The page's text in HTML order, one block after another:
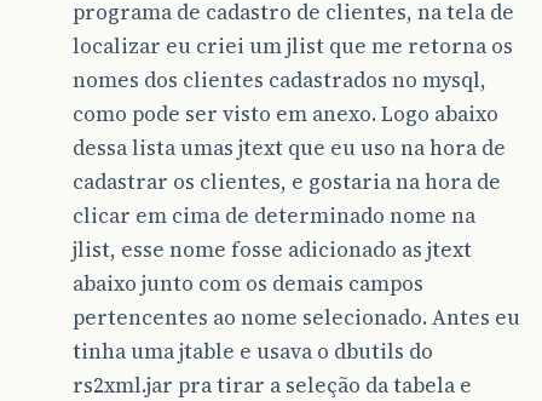
programa de cadastro de clientes, na tela de
localizar eu criei um jlist que me retorna os
nomes dos clientes cadastrados no mysql,
como pode ser visto em anexo. Logo abaixo
dessa lista umas jtext que eu uso na hora de
cadastrar os clientes, e gostaria na hora de
clicar em cima de determinado nome na
jlist, esse nome fosse adicionado as jtext
abaixo junto com os demais campos
pertencentes ao nome selecionado. Antes eu
tinha uma jtable e usava o dbutils do
rs2xml.jar pra tirar a seleção da tabela e